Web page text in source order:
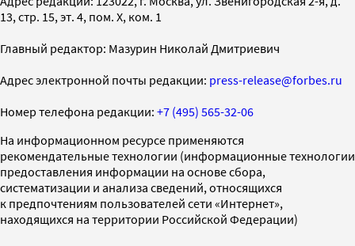
13, стр. 15, эт. 4, пом. X, ком. 1
Главный редактор: Мазурин Николай Дмитриевич
Адрес электронной почты редакции: press-release@forbes.ru
Номер телефона редакции: +7 (495) 565-32-06
На информационном ресурсе применяются
рекомендательные технологии (информационные технологии
предоставления информации на основе сбора,
систематизации и анализа сведений, относящихся
к предпочтениям пользователей сети «Интернет»,
находящихся на территории Российской Федерации)